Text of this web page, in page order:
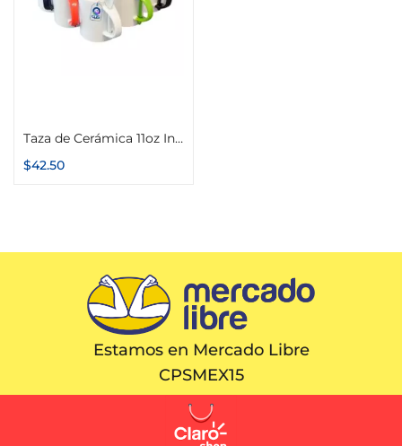
Taza de Cerámica 11oz Interior y Asa de Color Con Cuchara
$42.50
Estamos en Mercado Libre
CPSMEX15